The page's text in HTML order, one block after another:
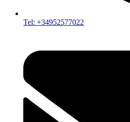
Tel: +34952577022